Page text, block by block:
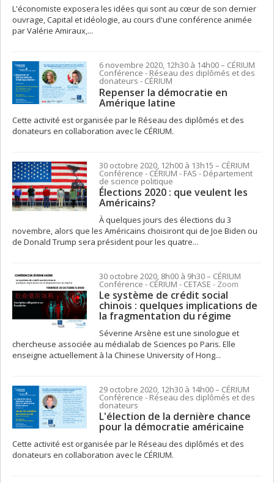
L'économiste exposera les idées qui sont au cœur de son dernier
ouvrage, Capital et idéologie, au cours d'une conférence animée
par Valérie Amiraux,...
6 novembre 2020, 12h30 à 14h00– CÉRIUM
Conférence- Réseau des diplômés et des
donateurs - CÉRIUM
Repenser la démocratie en
Amérique latine
Cette activité est organisée par le Réseau des diplômés et des
donateurs en collaboration avec le CÉRIUM.
30 octobre 2020, 12h00 à 13h15– CÉRIUM
Conférence- CÉRIUM - FAS - Département
de science politique
Élections 2020 : que veulent les
Américains?
À quelques jours des élections du 3
novembre, alors que les Américains choisiront qui de Joe Biden ou
de Donald Trump sera président pour les quatre...
30 octobre 2020, 8h00 à 9h30– CÉRIUM
Conférence- CÉRIUM - CETASE- Zoom
Le système de crédit social
chinois : quelques implications de
la fragmentation du régime
Séverine Arsène est une sinologue et
chercheuse associée au médialab de Sciences po Paris. Elle
enseigne actuellement à la Chinese University of Hong...
29 octobre 2020, 12h30 à 14h00– CÉRIUM
Conférence- Réseau des diplômés et des
donateurs
L'élection de la dernière chance
pour la démocratie américaine
Cette activité est organisée par le Réseau des diplômés et des
donateurs en collaboration avec le CÉRIUM.